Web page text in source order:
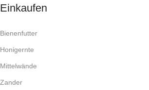
Einkaufen
Bienenfutter
Honigernte
Mittelwände
Zander